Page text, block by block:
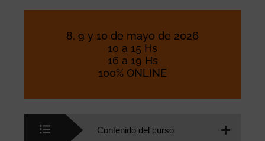
8, 9 y 10 de mayo de 2026
10 a 15 Hs
16 a 19 Hs
100% ONLINE
Contenido del curso